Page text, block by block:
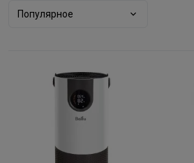
Популярное